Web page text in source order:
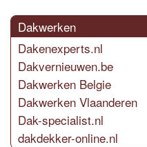
Dakwerken
Dakenexperts.nl
Dakvernieuwen.be
Dakwerken Belgie
Dakwerken Vlaanderen
Dak-specialist.nl
dakdekker-online.nl